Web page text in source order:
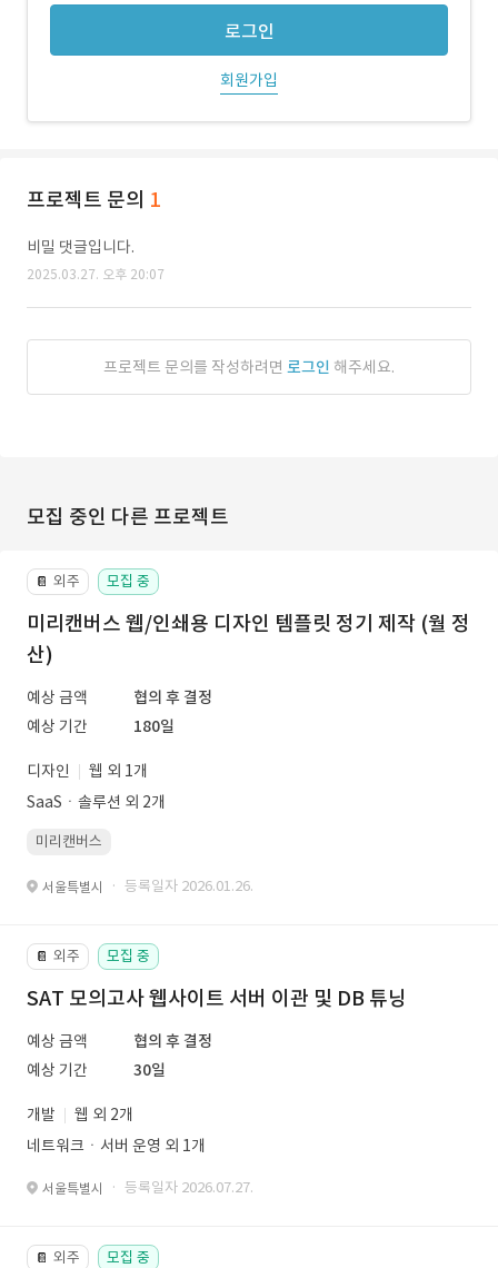
로그인
회원가입
프로젝트 문의 1
비밀 댓글입니다.
2025.03.27. 오후 20:07
프로젝트 문의를 작성하려면 로그인 해주세요.
모집 중인 다른 프로젝트
📔 외주 모집 중
미리캔버스 웹/인쇄용 디자인 템플릿 정기 제작 (월 정
산)
예상 금액
협의 후 결정
예상 기간
180일
디자인
웹 외 1개
SaaSㆍ솔루션 외 2개
미리캔버스
서울특별시 · 등록일자 2026.01.26.
📔 외주 모집 중
SAT 모의고사 웹사이트 서버 이관 및 DB 튜닝
예상 금액
협의 후 결정
예상 기간
30일
개발
웹 외 2개
네트워크ㆍ서버 운영 외 1개
서울특별시 · 등록일자 2026.07.27.
📔 외주 모집 중